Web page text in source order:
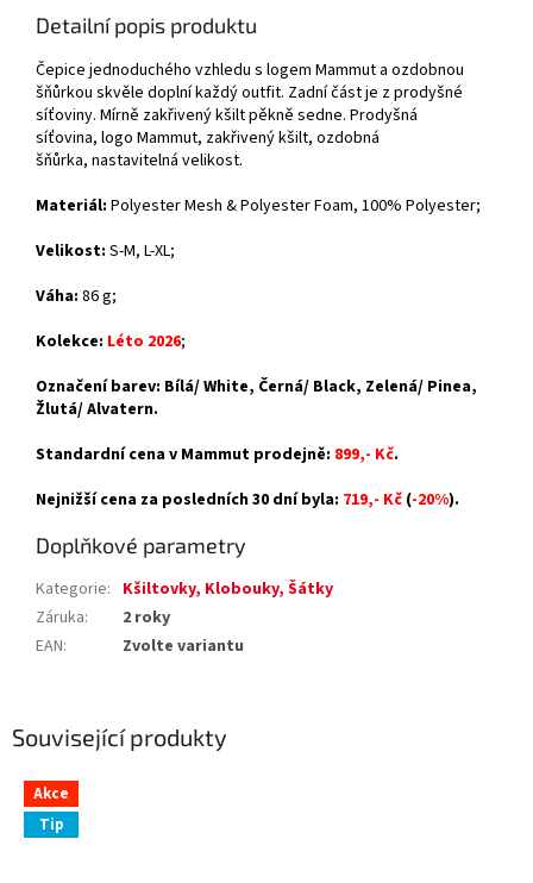
Související produkty
Akce
Tip
Detailní popis produktu
Čepice jednoduchého vzhledu s logem Mammut a ozdobnou
šňůrkou skvěle doplní každý outfit. Zadní část je z prodyšné
síťoviny. Mírně zakřivený kšilt pěkně sedne. Prodyšná
síťovina, logo Mammut, zakřivený kšilt, ozdobná
šňůrka, nastavitelná velikost.
Materiál: Polyester Mesh & Polyester Foam, 100% Polyester;
Velikost: S-M, L-XL;
Váha: 86 g;
Kolekce: Léto 2026;
Označení barev: Bílá/ White, Černá/ Black, Zelená/ Pinea,
Žlutá/ Alvatern.
Standardní cena v Mammut prodejně: 899,- Kč.
Nejnižší cena za posledních 30 dní byla: 719,- Kč (-20%).
Doplňkové parametry
Kategorie: Kšiltovky, Klobouky, Šátky
Záruka:
2 roky
EAN: Zvolte variantu